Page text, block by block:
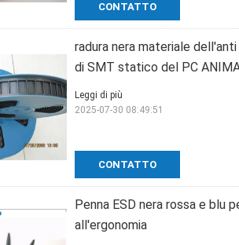
CONTATTO
radura nera materiale
di SMT statico del PC
CONTATTO
Leggi di più
2025-07-30 08:49:51
Penna ESD nera rossa e blu
all'ergonomia